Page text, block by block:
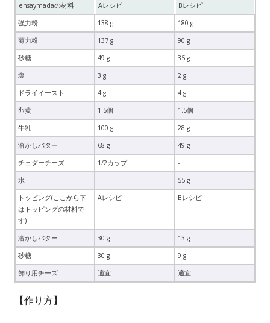
ensaymadaの材料 Aレシピ Bレシピ
強力粉 138 g 180 g
薄力粉 137 g 90 g
砂糖 49 g 35 g
塩 3 g 2 g
ドライイースト 4 g 4 g
卵黄 1.5個 1.5個
牛乳 100 g 28 g
溶かしバター 68 g 49 g
チェダーチーズ 1/2カップ -
水 - 55 g
トッピング(ここから下
はトッピングの材料で
す)
Aレシピ Bレシピ
溶かしバター 30 g 13 g
砂糖 30 g 9 g
飾り用チーズ 適宜 適宜
【作り方】